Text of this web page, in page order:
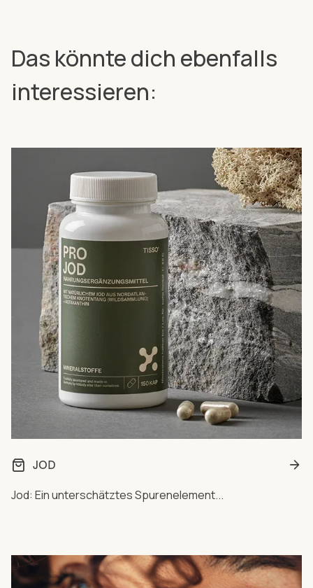
Das könnte dich ebenfalls
interessieren:
JOD
Jod: Ein unterschätztes Spurenelement...